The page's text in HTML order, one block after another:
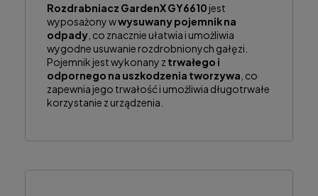
Rozdrabniacz GardenX GY6610 jest
wyposażony wwysuwany pojemnik na
odpady , co znacznie ułatwia i umożliwia
wygodne usuwanie rozdrobnionych gałęzi.
Pojemnik jest wykonany z trwałego i
odpornego na uszkodzenia tworzywa , co
zapewnia jego trwałość i umożliwia długotrwałe
korzystanie z urządzenia.